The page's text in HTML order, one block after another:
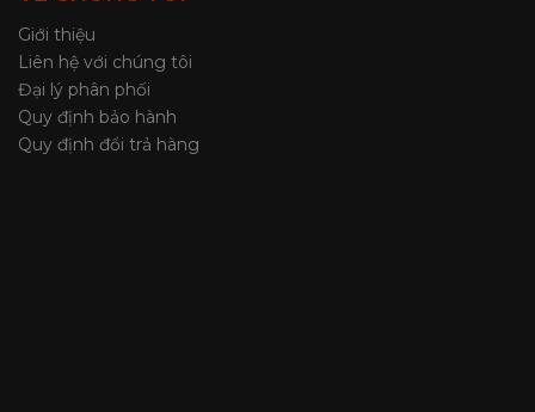
Giới thiệu
Liên hệ với chúng tôi
Đại lý phân phối
Quy định bảo hành
Quy định đổi trả hàng